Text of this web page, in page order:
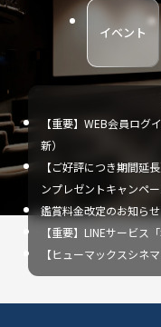
イベント
【重要】WEB会員ロ
新）
【ご好評につき期間延
ンプレゼントキャンペ
鑑賞料金改定のお知らせ
【重要】LINEサービス
【ヒューマックスシネ